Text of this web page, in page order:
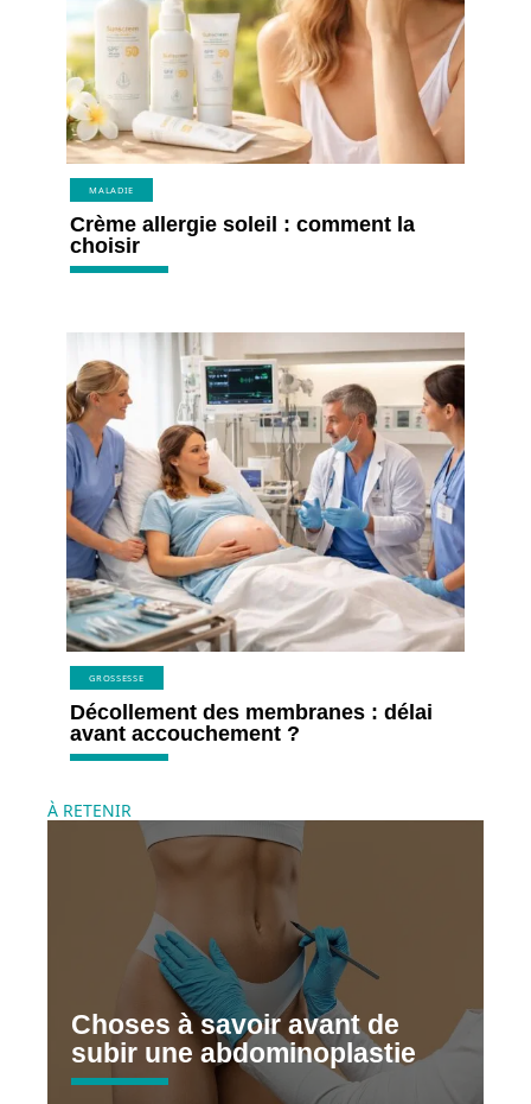
MALADIE
Crème allergie soleil : comment la
choisir
GROSSESSE
Décollement des membranes : délai
avant accouchement ?
À RETENIR
Choses à savoir avant de
subir une abdominoplastie